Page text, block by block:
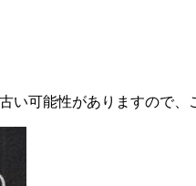
可能性がありますので、